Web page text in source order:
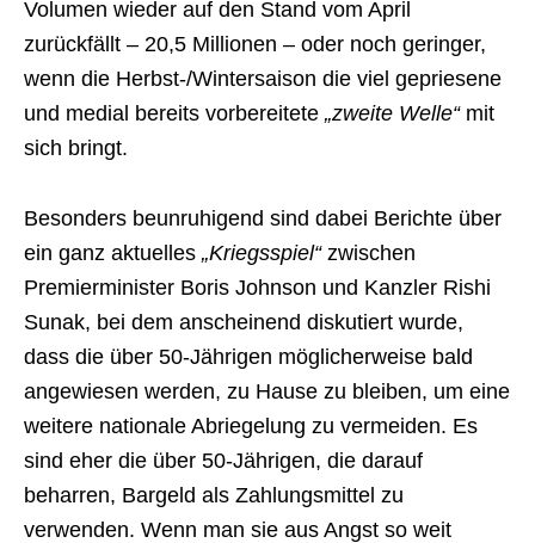
Volumen wieder auf den Stand vom April
zurückfällt – 20,5 Millionen – oder noch geringer,
wenn die Herbst-/Wintersaison die viel gepriesene
und medial bereits vorbereitete „zweite Welle“mit
sich bringt.
Besonders beunruhigend sind dabei Berichte über
ein ganz aktuelles „Kriegsspiel“zwischen
Premierminister Boris Johnson und Kanzler Rishi
Sunak, bei dem anscheinend diskutiert wurde,
dass die über 50-Jährigen möglicherweise bald
angewiesen werden, zu Hause zu bleiben, um eine
weitere nationale Abriegelung zu vermeiden. Es
sind eher die über 50-Jährigen, die darauf
beharren, Bargeld als Zahlungsmittel zu
verwenden. Wenn man sie aus Angst so weit